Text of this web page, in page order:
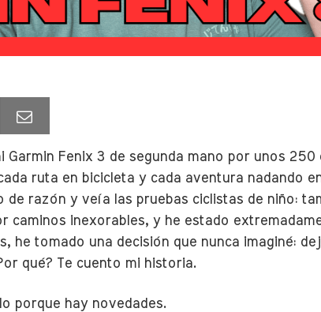
Garmin Fenix 3 de segunda mano por unos
ruta en bicicleta y cada aventura nadando
de razón y veía las pruebas ciclistas de niño:
caminos inexorables, y he estado
he tomado una decisión que nunca imaginé:
qué? Te cuento mi historia.
porque hay novedades.